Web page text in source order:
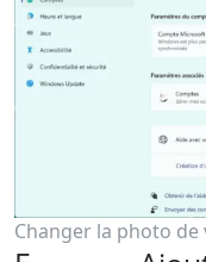
Changer la photo